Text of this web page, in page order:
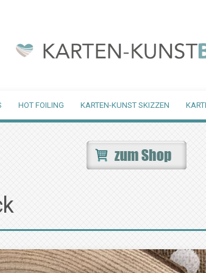
HOT FOILING KARTEN-KUNST SKIZZEN